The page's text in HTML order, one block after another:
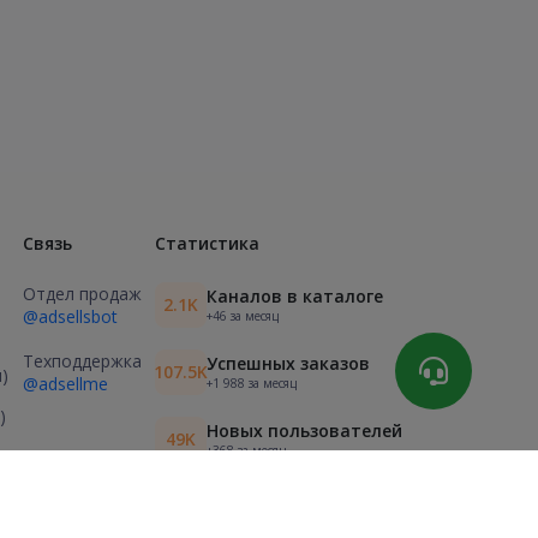
Связь
Отдел продаж
@adsellsbot
Техподдержка
@adsellme
Статистика
2.1K Каналов в каталоге
+46 за месяц
107.5KУспешных заказов
+1 988 за месяц
49K Новых пользователей
+368 за месяц